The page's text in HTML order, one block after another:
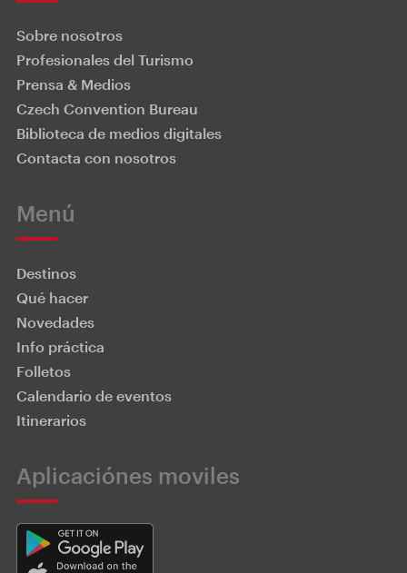
Sobre nosotros
Profesionales del Turismo
Prensa & Medios
Czech Convention Bureau
Biblioteca de medios digitales
Contacta con nosotros
Menú
Destinos
Qué hacer
Novedades
Info práctica
Folletos
Calendario de eventos
Itinerarios
Aplicaciónes moviles